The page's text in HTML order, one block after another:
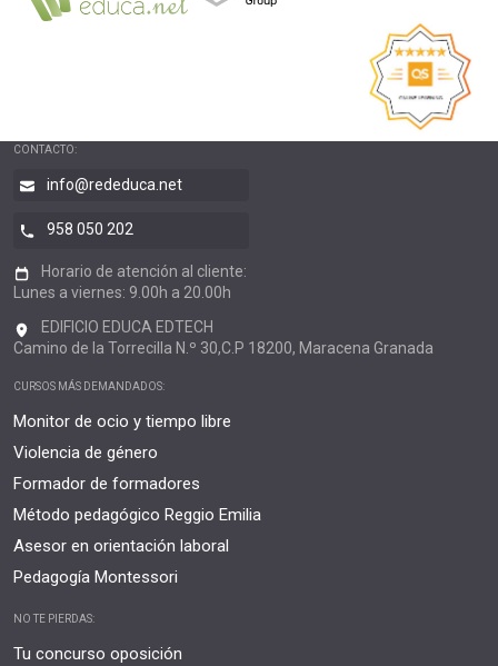
CONTACTO:
info@rededuca.net
958 050 202
Horario de atención al cliente:
Lunes a viernes: 9.00h a 20.00h
EDIFICIO EDUCA EDTECH
Camino de la Torrecilla N.º 30,C.P 18200, Maracena Granada
CURSOS MÁS DEMANDADOS:
Monitor de ocio y tiempo libre
Violencia de género
Formador de formadores
Método pedagógico Reggio Emilia
Asesor en orientación laboral
Pedagogía Montessori
NO TE PIERDAS:
Tu concurso oposición